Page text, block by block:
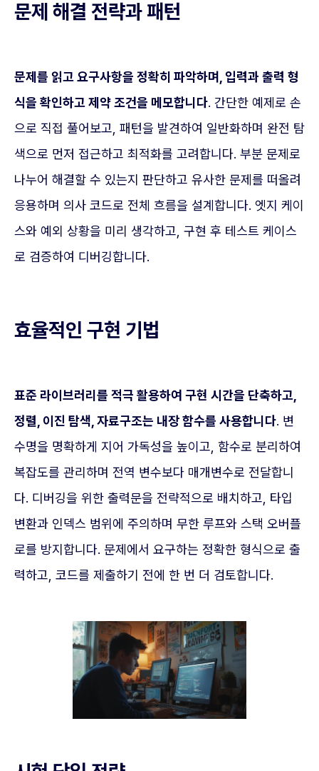
문제 해결 전략과 패턴
문제를 읽고 요구사항을 정확히 파악하며, 입력과 출력 형
식을 확인하고 제약 조건을 메모합니다. 간단한 예제로 손
으로 직접 풀어보고, 패턴을 발견하여 일반화하며 완전 탐
색으로 먼저 접근하고 최적화를 고려합니다. 부분 문제로
나누어 해결할 수 있는지 판단하고 유사한 문제를 떠올려
응용하며 의사 코드로 전체 흐름을 설계합니다. 엣지 케이
스와 예외 상황을 미리 생각하고, 구현 후 테스트 케이스
로 검증하여 디버깅합니다.
효율적인 구현 기법
표준 라이브러리를 적극 활용하여 구현 시간을 단축하고,
정렬, 이진 탐색, 자료구조는 내장 함수를 사용합니다. 변
수명을 명확하게 지어 가독성을 높이고, 함수로 분리하여
복잡도를 관리하며 전역 변수보다 매개변수로 전달합니
다. 디버깅을 위한 출력문을 전략적으로 배치하고, 타입
변환과 인덱스 범위에 주의하며 무한 루프와 스택 오버플
로를 방지합니다. 문제에서 요구하는 정확한 형식으로 출
력하고, 코드를 제출하기 전에 한 번 더 검토합니다.